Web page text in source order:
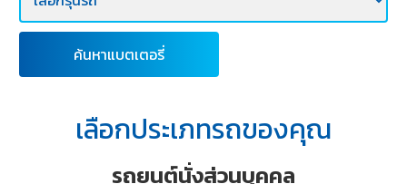
ค้นหาแบตเตอรี่
เลือกประเภทรถของคุณ
รถยนต์นั่งส่วนบุคคล